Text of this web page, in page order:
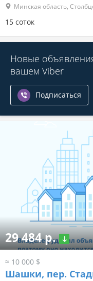
Минская область,
15 соток
Новые
вашем Viber
Подписаться
29 484 р.
≈ 10 000 $
Шашки, пер.